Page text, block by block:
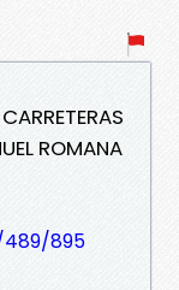
ROMANA
895